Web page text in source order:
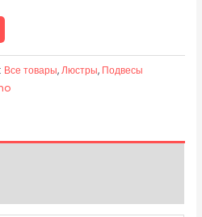
Все товары,Люстры, Подвесы